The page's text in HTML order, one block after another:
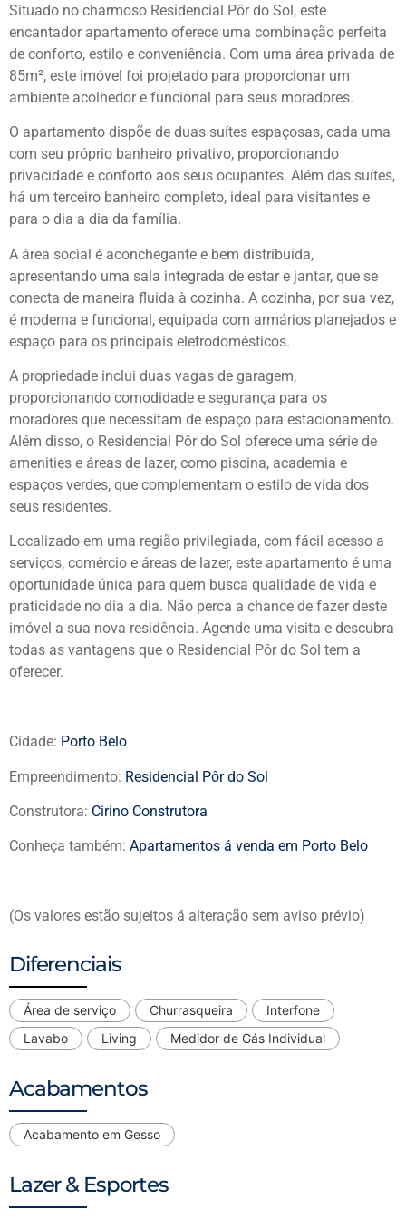
Situado no charmoso Residencial Pôr do Sol, este
encantador apartamento oferece uma combinação perfeita
de conforto, estilo e conveniência. Com uma área privada de
85m², este imóvel foi projetado para proporcionar um
ambiente acolhedor e funcional para seus moradores.
O apartamento dispõe de duas suítes espaçosas, cada uma
com seu próprio banheiro privativo, proporcionando
privacidade e conforto aos seus ocupantes. Além das suítes,
há um terceiro banheiro completo, ideal para visitantes e
para o dia a dia da família.
A área social é aconchegante e bem distribuída,
apresentando uma sala integrada de estar e jantar, que se
conecta de maneira fluida à cozinha. A cozinha, por sua vez,
é moderna e funcional, equipada com armários planejados e
espaço para os principais eletrodomésticos.
A propriedade inclui duas vagas de garagem,
proporcionando comodidade e segurança para os
moradores que necessitam de espaço para estacionamento.
Além disso, o Residencial Pôr do Sol oferece uma série de
amenities e áreas de lazer, como piscina, academia e
espaços verdes, que complementam o estilo de vida dos
seus residentes.
Localizado em uma região privilegiada, com fácil acesso a
serviços, comércio e áreas de lazer, este apartamento é uma
oportunidade única para quem busca qualidade de vida e
praticidade no dia a dia. Não perca a chance de fazer deste
imóvel a sua nova residência. Agende uma visita e descubra
todas as vantagens que o Residencial Pôr do Sol tem a
oferecer.
Cidade: Porto Belo
Empreendimento: Residencial Pôr do Sol
Construtora: Cirino Construtora
Conheça também: Apartamentos á venda em Porto Belo
(Os valores estão sujeitos á alteração sem aviso prévio)
Diferenciais
Área de serviço Churrasqueira
Interfone
Lavabo
Living Medidor de Gás Individual
Acabamentos
Acabamento em Gesso
Lazer & Esportes